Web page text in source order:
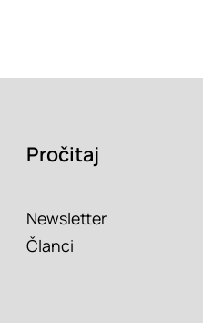
Pročitaj
Newsletter
Članci